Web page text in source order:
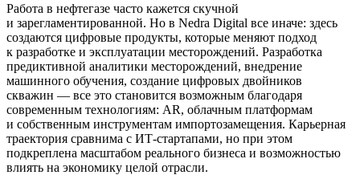
Работа в нефтегазе часто кажется скучной
и зарегламентированной. Но в Nedra Digital все иначе: здесь
создаются цифровые продукты, которые меняют подход
к разработке и эксплуатации месторождений. Разработка
предиктивной аналитики месторождений, внедрение
машинного обучения, создание цифровых двойников
скважин — все это становится возможным благодаря
современным технологиям: AR, облачным платформам
и собственным инструментам импортозамещения. Карьерная
траектория сравнима с ИТ-стартапами, но при этом
подкреплена масштабом реального бизнеса и возможностью
влиять на экономику целой отрасли.